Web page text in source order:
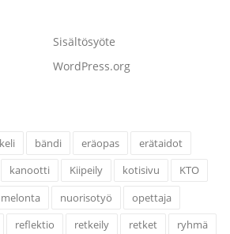
Sisältösyöte
WordPress.org
bändi eräopas
erätaidot
kanootti Kiipeily kotisivu
KTO
melonta nuorisotyö
opettaja
reflektio retkeily retket
ryhmä